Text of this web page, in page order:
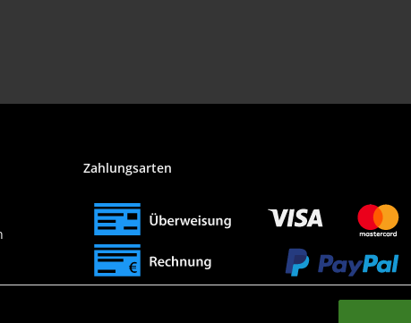
Zahlungsarten